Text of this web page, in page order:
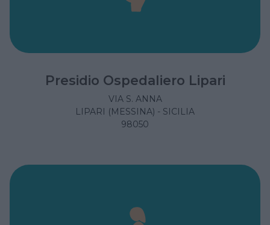
Presidio Ospedaliero Lipari
VIA S. ANNA
LIPARI (MESSINA) - SICILIA
98050